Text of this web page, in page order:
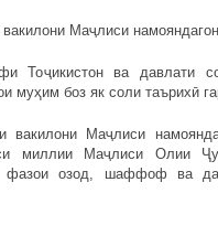
Маҷлиси
Тоҷикистон ва давлати
муҳим боз як соли таърихӣ
вакилони Маҷлиси
миллии Маҷлиси Олии
фазои озод, шаффоф ва